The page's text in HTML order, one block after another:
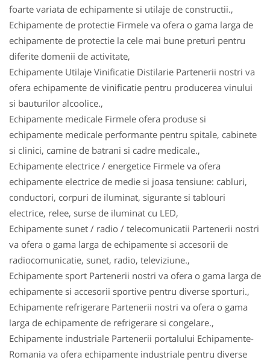
foarte variata de echipamente si utilaje de constructii.,
Echipamente de protectie Firmele va ofera o gama larga de
echipamente de protectie la cele mai bune preturi pentru
diferite domenii de activitate,
Echipamente Utilaje Vinificatie Distilarie Partenerii nostri va
ofera echipamente de vinificatie pentru producerea vinului
si bauturilor alcoolice.,
Echipamente medicale Firmele ofera produse si
echipamente medicale performante pentru spitale, cabinete
si clinici, camine de batrani si cadre medicale.,
Echipamente electrice / energetice Firmele va ofera
echipamente electrice de medie si joasa tensiune: cabluri,
conductori, corpuri de iluminat, sigurante si tablouri
electrice, relee, surse de iluminat cu LED,
Echipamente sunet / radio / telecomunicatii Partenerii nostri
va ofera o gama larga de echipamente si accesorii de
radiocomunicatie, sunet, radio, televiziune.,
Echipamente sport Partenerii nostri va ofera o gama larga de
echipamente si accesorii sportive pentru diverse sporturi.,
Echipamente refrigerare Partenerii nostri va ofera o gama
larga de echipamente de refrigerare si congelare.,
Echipamente industriale Partenerii portalului Echipamente-
Romania va ofera echipamente industriale pentru diverse